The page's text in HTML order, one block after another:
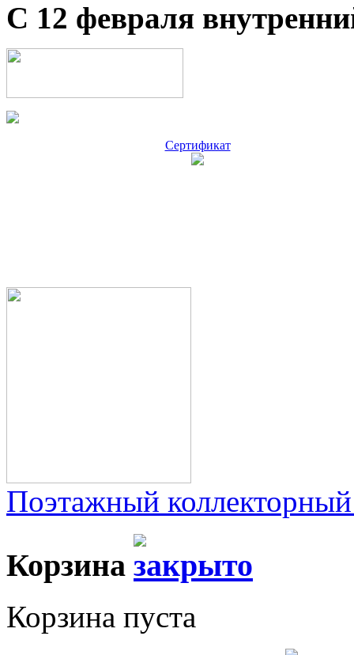
С 12 февраля
Сертификат
Поэтажный
Корзина
Корзина пуста